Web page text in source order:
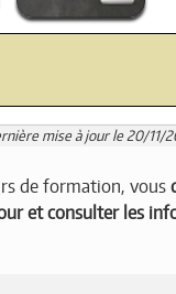
mise à jour le 20/11/
de formation, vous
et consulter les